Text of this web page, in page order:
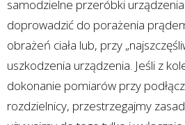
samodzielne przeróbki
doprowadzić do porażenia
obrażeń ciała lub, przy
uszkodzenia urządzenia. Jeśli z
dokonanie pomiarów przy
rozdzielnicy, przestrzegajmy